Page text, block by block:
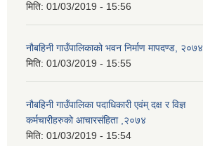
मिति: 01/03/2019 - 15:56
नौबहिनी गाउँपालिकाको भवन निर्माण मापदण्ड, २०७४
मिति: 01/03/2019 - 15:55
नौबहिनी गाउँपालिका पदाधिकारी एवंम् दक्ष र विज्ञ
कर्मचारीहरुको आचारसंहिता ,२०७४
मिति: 01/03/2019 - 15:54